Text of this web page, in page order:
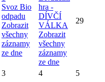
Svoz Bio
odpadu
Zobrazit
všechny
záznamy
ze dne
hra -
DÍVČÍ
VÁLKA
Zobrazit
všechny
záznamy
ze dne
29
3 4 5